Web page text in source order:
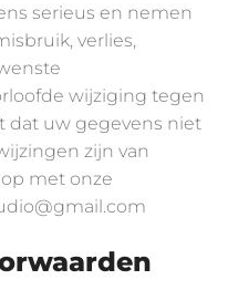
serieus en nemen
verlies,
wijziging tegen
dat uw gegevens niet
zijn van
met onze